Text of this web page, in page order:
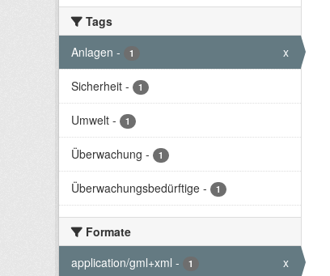
Tags
Anlagen - 1 x
Sicherheit - 1
Umwelt - 1
Überwachung - 1
Überwachungsbedürftige - 1
Formate
application/gml+xml - 1 x